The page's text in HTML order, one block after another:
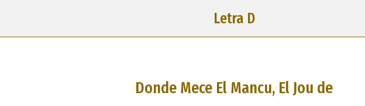
Letra D
Donde Mece El Mancu, El Jou de